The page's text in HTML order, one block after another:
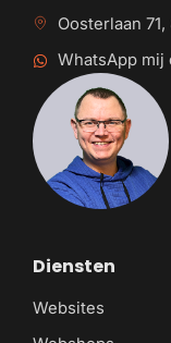
Diensten
Websites
Oosterlaan
WhatsApp mij